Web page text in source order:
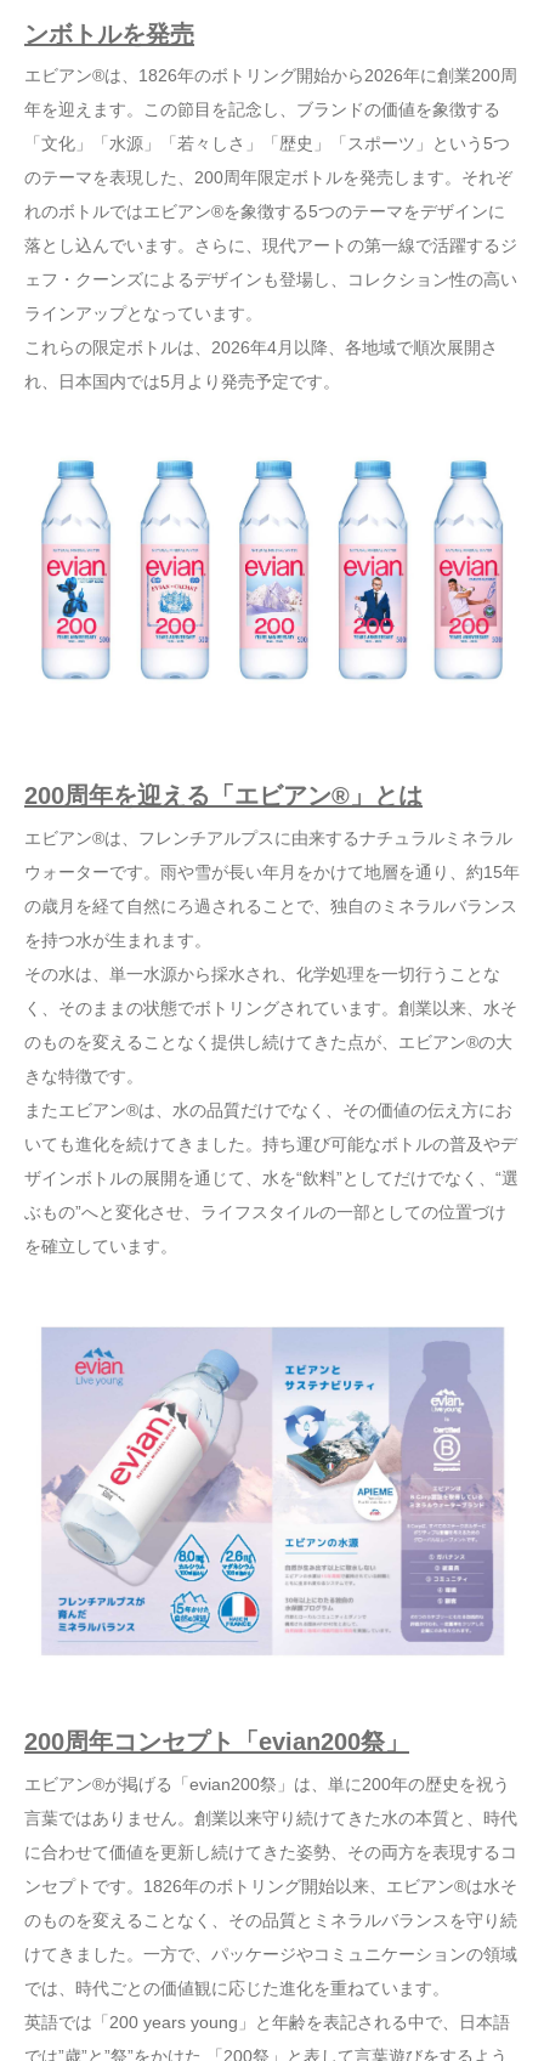
ンボトルを発売
エビアン®は、1826年のボトリング開始から2026年に創業200周
年を迎えます。この節目を記念し、ブランドの価値を象徴する
「文化」「水源」「若々しさ」「歴史」「スポーツ」という5つ
のテーマを表現した、200周年限定ボトルを発売します。それぞ
れのボトルではエビアン®を象徴する5つのテーマをデザインに
落とし込んでいます。さらに、現代アートの第一線で活躍するジ
ェフ・クーンズによるデザインも登場し、コレクション性の高い
ラインアップとなっています。
これらの限定ボトルは、2026年4月以降、各地域で順次展開さ
れ、日本国内では5月より発売予定です。
200周年を迎える「エビアン®」とは
エビアン®は、フレンチアルプスに由来するナチュラルミネラル
ウォーターです。雨や雪が長い年月をかけて地層を通り、約15年
の歳月を経て自然にろ過されることで、独自のミネラルバランス
を持つ水が生まれます。
その水は、単一水源から採水され、化学処理を一切行うことな
く、そのままの状態でボトリングされています。創業以来、水そ
のものを変えることなく提供し続けてきた点が、エビアン®の大
きな特徴です。
またエビアン®は、水の品質だけでなく、その価値の伝え方にお
いても進化を続けてきました。持ち運び可能なボトルの普及やデ
ザインボトルの展開を通じて、水を“飲料”としてだけでなく、“選
ぶもの”へと変化させ、ライフスタイルの一部としての位置づけ
を確立しています。
200周年コンセプト「evian200祭」
エビアン®が掲げる「evian200祭」は、単に200年の歴史を祝う
言葉ではありません。創業以来守り続けてきた水の本質と、時代
に合わせて価値を更新し続けてきた姿勢、その両方を表現するコ
ンセプトです。1826年のボトリング開始以来、エビアン®は水そ
のものを変えることなく、その品質とミネラルバランスを守り続
けてきました。一方で、パッケージやコミュニケーションの領域
では、時代ごとの価値観に応じた進化を重ねています。
英語では「200 years young」と年齢を表記される中で、日本語
では”歳”と”祭”をかけた 「200祭」と表して言葉遊びをするよう